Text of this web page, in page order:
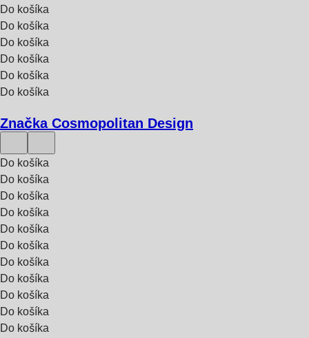
Do košíka
Do košíka
Do košíka
Do košíka
Do košíka
Do košíka
Značka Cosmopolitan Design
Do košíka
Do košíka
Do košíka
Do košíka
Do košíka
Do košíka
Do košíka
Do košíka
Do košíka
Do košíka
Do košíka